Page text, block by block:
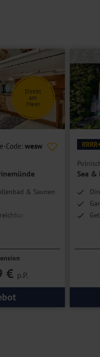
Direkt
am
Meer
Code: wesw
& Saunen
€ p.P.
© Sea &
Sea &